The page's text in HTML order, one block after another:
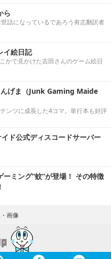
ら
話になっているであろう有志翻訳者
イ絵日記
かで見かけた吉田さんのゲーム絵日
んげま（Junk Gaming Maide
ンツに成長した4コマ。単行本も好評
ド公式ディスコードサーバー
ーミング“蚊”が登場！ その特徴
画像